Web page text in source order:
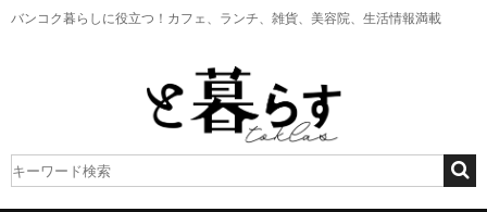
バンコク暮らしに役立つ！ カフェ、ランチ、雑貨、美容院、生活情報満載